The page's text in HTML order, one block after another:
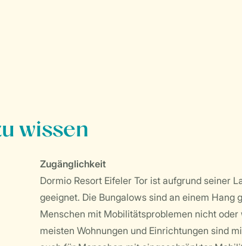
wissen
Zugänglichkeit
Dormio Resort Eifeler Tor ist aufgrund seiner
geeignet. Die Bungalows sind an einem Hang
Menschen mit Mobilitätsproblemen nicht oder
meisten Wohnungen und Einrichtungen sind